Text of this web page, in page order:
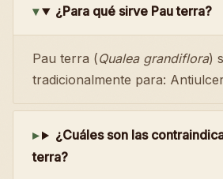
¿Para qué sirve Pau terra?
Pau terra (Qualea grandiflora)
tradicionalmente para:
¿Cuáles son las
terra?